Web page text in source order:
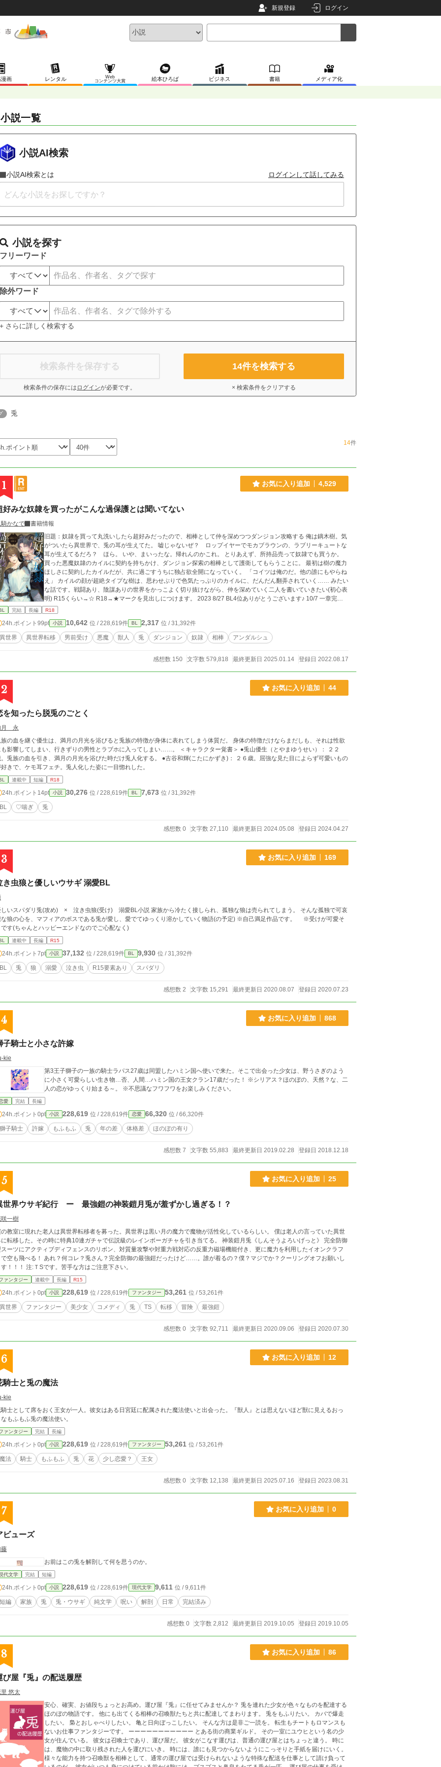
新規登録 ログイン
画 レンタル
Web
コンテンツ大賞
絵本ひろば ビジネス 書籍 メディア化
説一覧
小説AI検索
小説AI検索とは ログインして話してみる
小説を探す
フリーワード
除外ワード
+ さらに詳しく検索する
検索条件を保存する
検索条件の保存には ログインが必要です。
14件を検索する
× 検索条件をクリアする
兎
14件
1 お気に入り追加 4,529
好みな奴隷を買ったがこんな過保護とは聞いてない
かなで
書籍情報
旧題：奴隷を買って丸洗いしたら超好みだったので、相棒として仲を深めつつダンジョン攻略する 俺は鏑木樹。気
がついたら異世界で、兎の耳が生えてた。 嘘じゃないぜ？ ロップイヤーでモカブラウンの、ラブリーキュートな
耳が生えてるだろ？ ほら。 いや、まいったな。帰れんのかこれ。 とりあえず、所持品売って奴隷でも買うか。
買った悪魔奴隷のカイルに契約を持ちかけ、ダンジョン探索の相棒として護衛してもらうことに。 最初は樹の魔力
ほしさに契約したカイルだが、共に過ごすうちに独占欲全開になっていく。 「コイツは俺のだ。他の誰にもやらね
え」 カイルの顔が超絶タイプな樹は、思わせぶりで色気たっぷりのカイルに、だんだん翻弄されていく…… みたい
な話です。戦闘あり、陰謀ありの世界をかっこよく切り抜けながら、仲を深めていく二人を書いていきたい(初心表
明) R15くらい→☆ R18→★マークを見出しにつけます。 2023 8/27 BL4位ありがとうございます♪ 10/7 一章完結
しました！ 二章も続けて連載します！ 11/8スピンオフ作品「新婚約者は苦手な狼獣人！？ 〜婚約破棄をがんば
ー視点がたっぷり読めます！ エイダンとセルジュのスピンオフ「のんびり屋の熊獣人は、ツンデレ猫獣人を可愛が
りたくてしょうがない」もよろしくお願いします。 11/27 スピンオフ完結しました！ 11/30本編完結済み、番外編
を投稿中！ 2024/2/11第四章開始しました。 2024/2/13書籍発行となりました！
完結 長編 R18
24h.ポイント 99pt 小説 10,642 位 / 228,619件 BL 2,317 位 / 31,392件
異世界 異世界転移 男前受け 悪魔 獣人 兎 ダンジョン 奴隷 相棒 アンダルシュ
感想数 150 文字数 579,818 最終更新日 2025.01.14 登録日 2022.08.17
2 お気に入り追加 44
を知ったら脱兎のごとく
月 永
の血を継ぐ優生は、満月の月光を浴びると兎族の特徴が身体に表れてしまう体質だ。 身体の特徴だけならまだしも、それは性欲
影響してしまい、行きずりの男性とラブホに入ってしまい……。 ＜キャラクター覚書＞ ●兎山優生（とやまゆうせい）： ２２
兎族の血を引き、満月の月光を浴びた時だけ兎人化する。 ●古谷和輝(こたにかずき)： ２６歳。屈強な見た目によらず可愛いもの
きで、ケモ耳フェチ。兎人化した姿に一目惚れした。
連載中 短編 R18
24h.ポイント 14pt 小説 30,276 位 / 228,619件 BL 7,673 位 / 31,392件
BL ♡喘ぎ 兎
感想数 0 文字数 27,110 最終更新日 2024.05.08 登録日 2024.04.27
3 お気に入り追加 169
き虫狼と優しいウサギ 溺愛BL
スパダリ兎(攻め) × 泣き虫狼(受け) 溺愛BL小説 家族から冷たく接しられ、孤独な狼は売られてしまう。 そんな孤独で可哀
狼の心を、マフィアのボスである兎が愛し、愛でてゆっくり溶かしていく物語(の予定) ※自己満足作品です。 ※受けが可愛そ
す(ちゃんとハッピーエンドなのでご心配なく)
連載中 長編 R15
24h.ポイント 7pt 小説 37,132 位 / 228,619件 BL 9,930 位 / 31,392件
BL 兎 狼 溺愛 泣き虫 R15要素あり スパダリ
感想数 2 文字数 15,291 最終更新日 2020.08.07 登録日 2020.07.23
4 お気に入り追加 868
子騎士と小さな許嫁
kie
第3王子獅子の一族の騎士ラパス27歳は同盟したハミン国へ使いで来た。そこで出会った少女は、野うさぎのよう
に小さく可愛らしい生き物…否、人間…ハミン国の王女クラン17歳だった！ ※シリアス？ほのぼの、天然？な、二
人の恋がゆっくり始まる～。 ※不思議なフワフワをお楽しみください。
愛 完結 長編
24h.ポイント 0pt 小説 228,619 位 / 228,619件 恋愛 66,320 位 / 66,320件
獅子騎士 許嫁 もふもふ 兎 年の差 体格差 ほのぼの有り
感想数 7 文字数 55,883 最終更新日 2019.02.28 登録日 2018.12.18
5 お気に入り追加 25
世界ウサギ紀行 ー 最強鎧の神装鎧月兎が羞ずかし過ぎる！？
一樹
教室に現れた老人は異世界転移者を募った。異世界は黒い月の魔力で魔物が活性化しているらしい。 僕は老人の言っていた異世
転移した。その時に特典10連ガチャで伝説級のレインボーガチャを引き当てる。 神装鎧月兎《しんそうよろいげっと》 完全防御
ーツにアクティブディフェンスのリボン、対質量攻撃や対重力戦対応の反重力磁場機能付き、更に魔力を利用したイオンクラフ
あれ？何コレ？兎さん？完全防御の最強鎧だったけど……。誰が着るの？僕？マジでか？クーリングオフお願いし
ます！！！ 注:ＴSです。苦手な方はご注意下さい。
ァンタジー 連載中 長編 R15
24h.ポイント 0pt 小説 228,619 位 / 228,619件 ファンタジー 53,261 位 / 53,261件
異世界 ファンタジー 美少女 コメディ 兎 TS 転移 冒険 最強鎧
感想数 0 文字数 92,711 最終更新日 2020.09.06 登録日 2020.07.30
6 お気に入り追加 12
騎士と兎の魔法
kie
士として席をおく王女が一人。彼女はある日宮廷に配属された魔法使いと出会った。『獣人』とは思えないほど獣に見えるおっ
もふもふ兎の魔法使い。
ァンタジー 完結 長編
24h.ポイント 0pt 小説 228,619 位 / 228,619件 ファンタジー 53,261 位 / 53,261件
魔法 騎士 もふもふ 兎 花 少し恋愛？ 王女
感想数 0 文字数 12,138 最終更新日 2025.07.16 登録日 2023.08.31
7 お気に入り追加 0
ビューズ
お前はこの兎を解剖して何を思うのか。
代文学 完結 短編
24h.ポイント 0pt 小説 228,619 位 / 228,619件 現代文学 9,611 位 / 9,611件
短編 家族 兎 兎・ウサギ 純文学 呪い 解剖 日常 完結済み
感想数 0 文字数 2,812 最終更新日 2019.10.05 登録日 2019.10.05
8 お気に入り追加 86
び屋『兎』の配送履歴
悠太
安心、確実、お値段ちょっとお高め。運び屋『兎』に任せてみませんか？ 兎を連れた少女が色々なものを配達する
ほのぼの物語です。 他にも出てくる相棒の召喚獣たちと共に配達してまわります。 兎をもふりたい。 カバで爆走
したい。 梟とおしゃべりしたい。 亀と日向ぼっこしたい。 そんな方は是非ご一読を。 転生もチートもロマンスも
ないお仕事ファンタジーです。 ーーーーーーーーーーー とある街の商業ギルド。 その一室にユウヒという名の少
女が住んでいる。 彼女は召喚士であり、運び屋だ。 彼女がこなす運びは、普通の運び屋とはちょっと違う。 時に
は、魔物の中に取り残された人を運びにいき。 時には、誰にも見つからないようにこっそりと手紙を届けにいく。
様々な能力を持つ召喚獣を相棒として、通常の運び屋では受けられないような特殊な配送を仕事として請け負って